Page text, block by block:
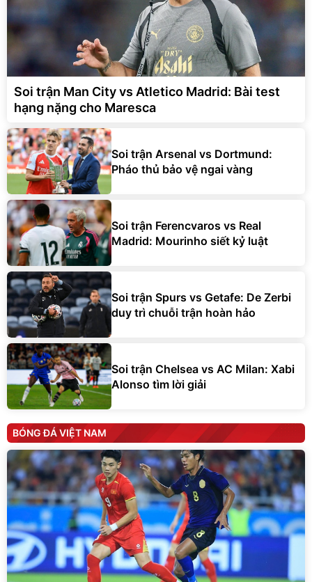
Soi trận Man City vs Atletico Madrid: Bài test
hạng nặng cho Maresca
Soi trận Arsenal vs Dortmund:
Pháo thủ bảo vệ ngai vàng
Soi trận Ferencvaros vs Real
Madrid: Mourinho siết kỷ luật
Soi trận Spurs vs Getafe: De Zerbi
duy trì chuỗi trận hoàn hảo
Soi trận Chelsea vs AC Milan: Xabi
Alonso tìm lời giải
BÓNG ĐÁ VIỆT NAM